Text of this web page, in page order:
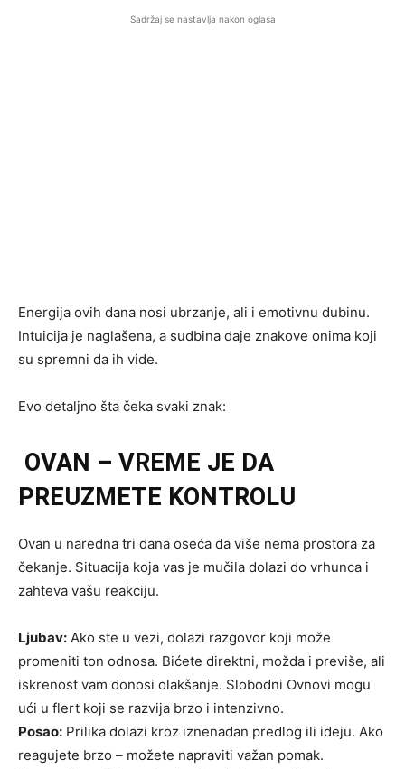
Sadržaj se nastavlja nakon oglasa
Energija ovih dana nosi ubrzanje, ali i emotivnu dubinu.
Intuicija je naglašena, a sudbina daje znakove onima koji
su spremni da ih vide.
Evo detaljno šta čeka svaki znak:
OVAN – VREME JE DA
PREUZMETE KONTROLU
Ovan u naredna tri dana oseća da više nema prostora za
čekanje. Situacija koja vas je mučila dolazi do vrhunca i
zahteva vašu reakciju.
Ljubav: Ako ste u vezi, dolazi razgovor koji može
promeniti ton odnosa. Bićete direktni, možda i previše, ali
iskrenost vam donosi olakšanje. Slobodni Ovnovi mogu
ući u flert koji se razvija brzo i intenzivno.
Posao: Prilika dolazi kroz iznenadan predlog ili ideju. Ako
reagujete brzo – možete napraviti važan pomak.